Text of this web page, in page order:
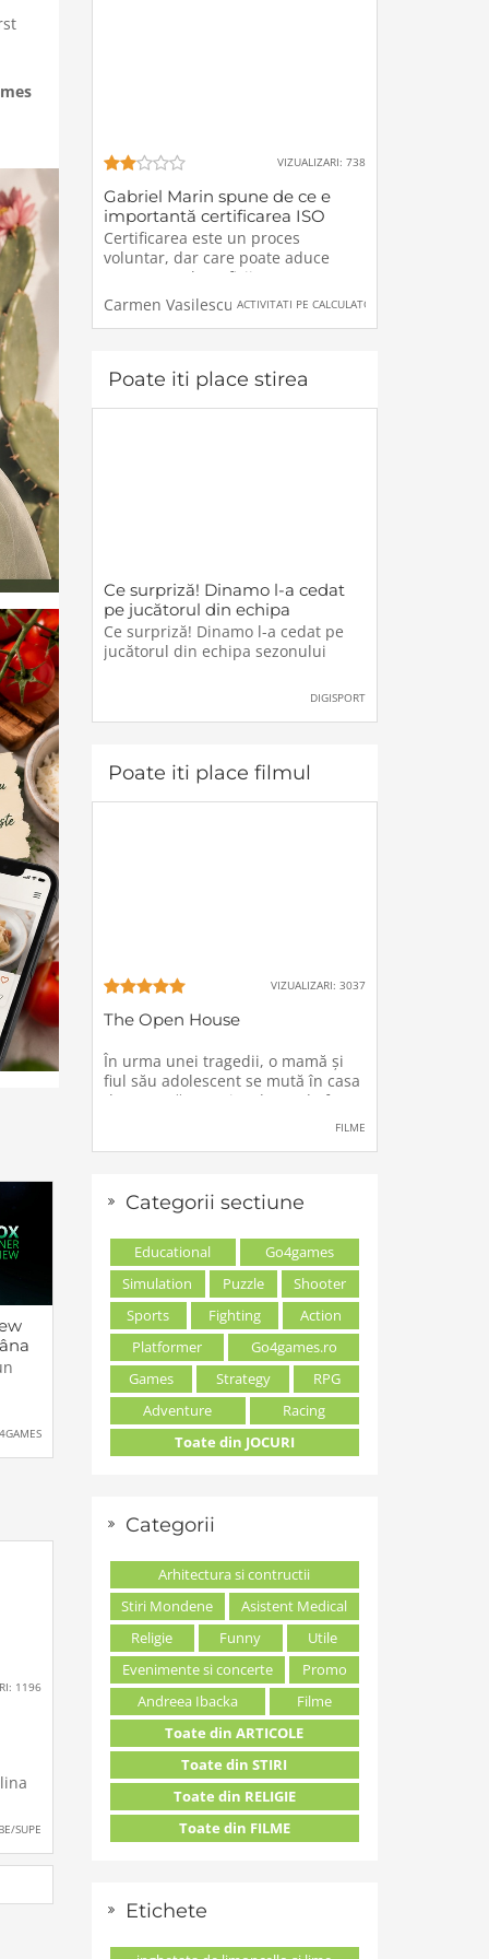
1196
SUPE
VIZUALIZARI: 738
Gabriel Marin spune de ce e
importantă certificarea ISO
Certificarea este un proces
voluntar, dar care poate aduce
numeroase beneficii precum
îmbunătățirea performanței
generale a companiei și calitatea
produselor sau serviciilor.Aproape
companie. Fie că este
Carmen Vasilescu ACTIVITATI PE CALCULATOR
Poate iti place stirea
Ce surpriză! Dinamo l-a cedat
pe jucătorul din echipa
sezonului
Ce surpriză! Dinamo l-a cedat pe
jucătorul din echipa sezonului
DIGISPORT
Poate iti place filmul
VIZUALIZARI: 3037
The Open House
În urma unei tragedii, o mamă şi
fiul său adolescent se mută în casa
de vacanţă a unei rude, unde forţe
FILME
Categorii sectiune
Educational
Go4games
Simulation
Puzzle
Shooter
Sports
Fighting
Action
Platformer
Go4games.ro
Games
Strategy
RPG
Adventure
Racing
Toate din JOCURI
Categorii
Arhitectura si contructii
Stiri Mondene
Asistent Medical
Religie
Funny
Utile
Evenimente si concerte
Promo
Andreea Ibacka
Filme
Toate din ARTICOLE
Toate din STIRI
Toate din RELIGIE
Toate din FILME
Etichete